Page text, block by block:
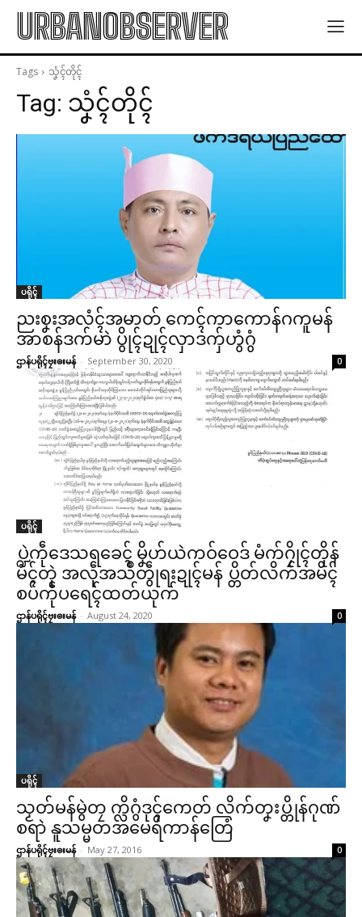
URBANOBSERVER
Tags သၞံၚ်တိုၚ်
Tag: သၞံၚ်တိုၚ်
ပရိုၚ်
ညးစၞးအလံၚ်အမာတ် ကေၚ်ကာကောန်ဂကူမန်
အာစန်ဒက်မာဲ ပွိုၚ်ဍုၚ်လှာဒကှ်ဟွံဂွံ
ဌာန်ပရိုၚ်ဗၠးၜးမန် - September 30, 2020 0
ပရိုၚ်
ပ္ဍဲကဵုဒေသရခေၚ် မၞိဟ်ယဲကဝ်ဝေဒ် မံက်ဂၠိုၚ်တိုန်
မံၚ်တုဲ အလဵုအသဳတွဵုရးဍုၚ်မန် ပ္တိတ်လိက်အမိၚ်
စပ်ကဵုပရေၚ်ထတ်ယုက်
ဌာန်ပရိုၚ်ဗၠးၜးမန် - August 24, 2020 0
ပရိုၚ်
သၟတ်မန်မွဲတၠ က္လိဂွံဒုၚ်ကေတ် လိက်တၞးပ္တိုန်ဂုဏ်
စရာဲ နူသမ္မတအမေရိကာန်တြေံ
ဌာန်ပရိုၚ်ဗၠးၜးမန် - May 27, 2016 0